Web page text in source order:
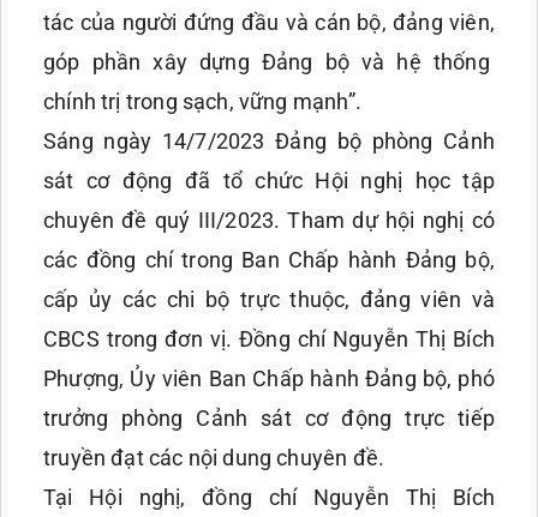
tác của người đứng đầu và cán bộ, đảng viên,
góp phần xây dựng Đảng bộ và hệ thống
chính trị trong sạch, vững mạnh”.
Sáng ngày 14/7/2023 Đảng bộ phòng Cảnh
sát cơ động đã tổ chức Hội nghị học tập
chuyên đề quý III/2023. Tham dự hội nghị có
các đồng chí trong Ban Chấp hành Đảng bộ,
cấp ủy các chi bộ trực thuộc, đảng viên và
CBCS trong đơn vị. Đồng chí Nguyễn Thị Bích
Phượng, Ủy viên Ban Chấp hành Đảng bộ, phó
trưởng phòng Cảnh sát cơ động trực tiếp
truyền đạt các nội dung chuyên đề.
Tại Hội nghị, đồng chí Nguyễn Thị Bích